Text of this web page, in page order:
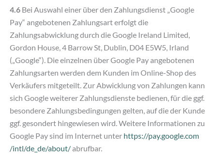
4.6 Bei Auswahl einer über den Zahlungsdienst „Google
Pay“ angebotenen Zahlungsart erfolgt die
Zahlungsabwicklung durch die Google Ireland Limited,
Gordon House, 4 Barrow St, Dublin, D04 E5W5, Irland
(„Google“). Die einzelnen über Google Pay angebotenen
Zahlungsarten werden dem Kunden im Online-Shop des
Verkäufers mitgeteilt. Zur Abwicklung von Zahlungen kann
sich Google weiterer Zahlungsdienste bedienen, für die ggf.
besondere Zahlungsbedingungen gelten, auf die der Kunde
ggf. gesondert hingewiesen wird. Weitere Informationen zu
Google Pay sind im Internet unter https://pay.google.com
/intl/de_de/about/abrufbar.